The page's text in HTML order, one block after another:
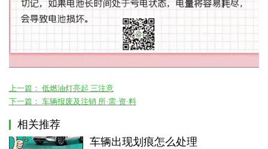
上一篇： 低燃油灯亮起 三注意
下一篇： 车辆报废及注销 所·需·资·料
相关推荐
车辆出现划痕怎么处理